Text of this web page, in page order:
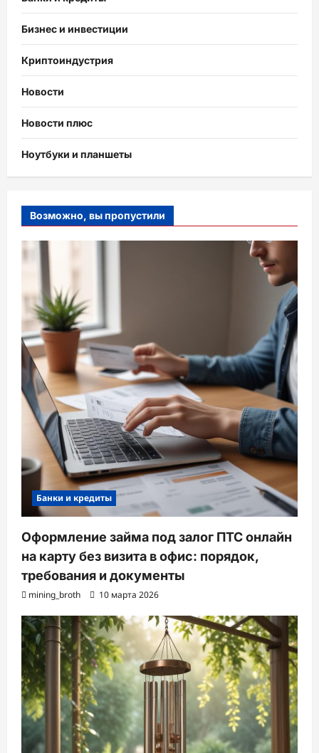
Бизнес и инвестиции
Криптоиндустрия
Новости
Новости плюс
Ноутбуки и планшеты
Возможно, вы пропустили
Банки и кредиты
Оформление займа под залог ПТС онлайн
на карту без визита в офис: порядок,
требования и документы
mining_broth 10 марта 2026